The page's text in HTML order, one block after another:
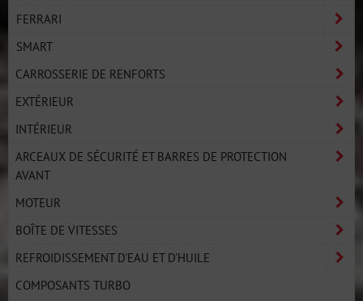
FERRARI
SMART
CARROSSERIE DE RENFORTS
EXTÉRIEUR
INTÉRIEUR
ARCEAUX DE SÉCURITÉ ET BARRES DE PROTECTION
AVANT
MOTEUR
BOÎTE DE VITESSES
REFROIDISSEMENT D'EAU ET D'HUILE
COMPOSANTS TURBO